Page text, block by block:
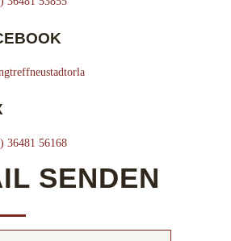
36481 56168
SENDEN